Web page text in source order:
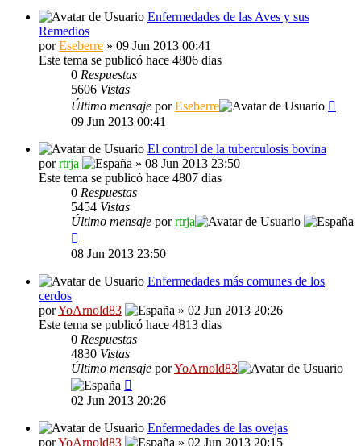
Enfermedades de las Aves y sus
Remedios
porEseberre » 09 Jun 2013 00:41
Este tema se publicó hace 4806 dias
0 Respuestas
5606 Vistas
Último mensaje porEseberre
09 Jun 2013 00:41
El control de la tuberculosis bovina
porrtrja
» 08 Jun 2013 23:50
Este tema se publicó hace 4807 dias
0 Respuestas
5454 Vistas
Último mensaje porrtrja
08 Jun 2013 23:50
Enfermedades más comunes de los
cerdos
porYoArnold83
» 02 Jun 2013 20:26
Este tema se publicó hace 4813 dias
0 Respuestas
4830 Vistas
Último mensaje porYoArnold83
02 Jun 2013 20:26
Enfermedades de las ovejas
porYoArnold83 » 02 Jun 2013 20:15